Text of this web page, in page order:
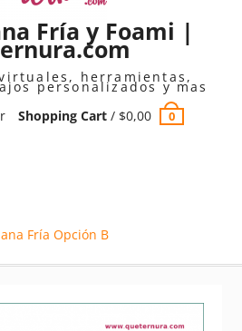
Fría y Foami |
herramientas,
personalizados y mas
Shopping Cart/ $0,00 0
Fría Opción B